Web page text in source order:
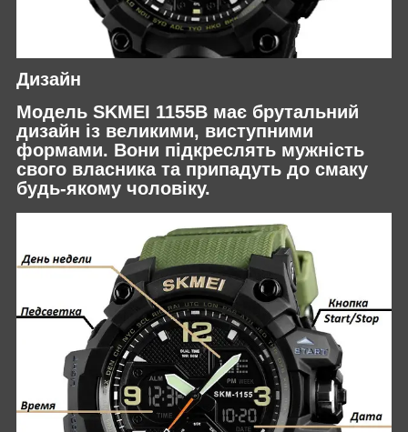
Дизайн
Модель SKMEI 1155B має брутальний
дизайн із великими, виступними
формами. Вони підкреслять мужність
свого власника та припадуть до смаку
будь-якому чоловіку.